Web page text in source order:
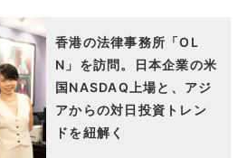
香港の法律事務所「OL
N」を訪問。日本企業の米
国NASDAQ上場と、アジ
アからの対日投資トレン
ドを紐解く